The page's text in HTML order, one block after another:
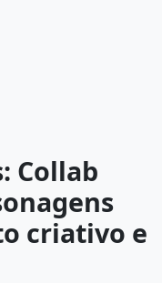
Collab
criativo e